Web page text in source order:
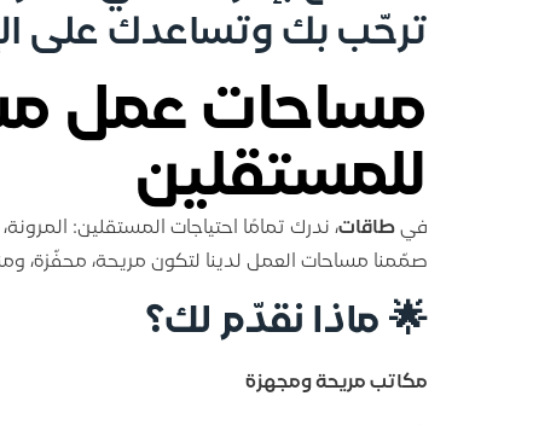
ترحّب بك وتساعدك على
مساحات عمل
للمستقلين
في طاقات، ندرك تمامًا احتياجات المستقلين:
صمّمنا مساحات العمل لدينا لتكون مريحة، محفّزة،
🌟 ماذا نقدّم لك؟
مكاتب مريحة ومجهزة